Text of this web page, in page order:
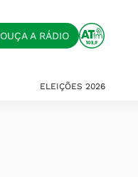
OUÇA A RÁDIO
ELEIÇÕES 2026